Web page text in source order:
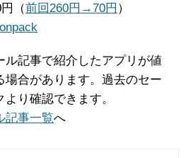
（前回260円→70円 ）
ル記事で紹介したアプリが値
場合があります。過去のセー
り確認できます。
記事一覧へ